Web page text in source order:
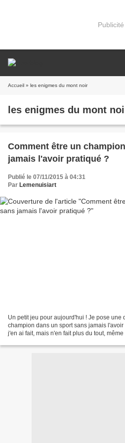
Publicité
Accueil » les enigmes du mont noir
les enigmes du mont
Comment être un
jamais l'avoir pratiqué ?
Publié le 07/11/2015 à 04:31
Par Lemenuisiart
Un petit jeu pour aujourd'hui ! Je pose une
champion dans un sport sans jamais
j'en ai fait, mais n'en fait plus du tout,